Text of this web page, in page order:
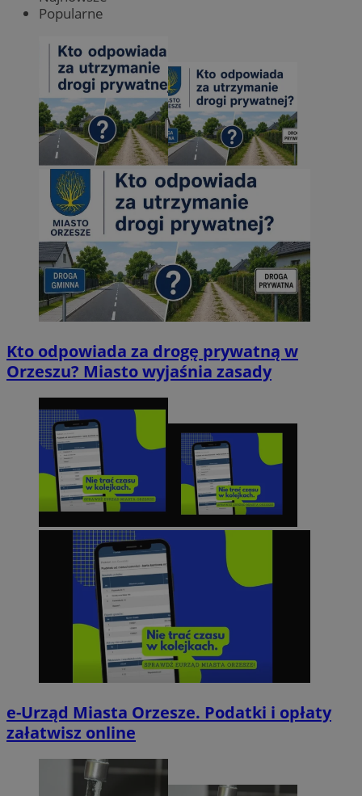
Popularne
Kto odpowiada za drogę prywatną w
Orzeszu? Miasto wyjaśnia zasady
e-Urząd Miasta Orzesze. Podatki i opłaty
załatwisz online